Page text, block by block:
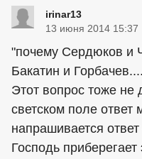
irinar13
13 июня 2014 15:37
"почему Сердюков и
Бакатин и Горбачев....
Этот вопрос тоже не
светском поле ответ
напрашивается
Господь